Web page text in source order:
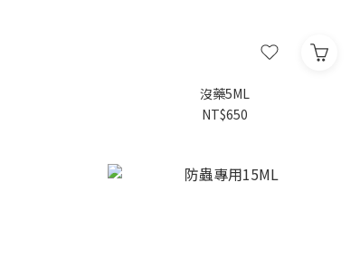
沒藥5ML
NT$650